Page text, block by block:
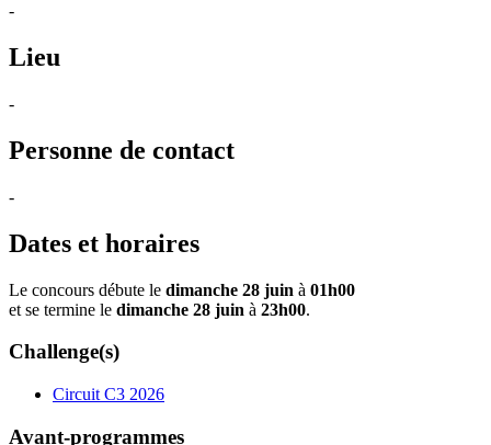
-
Lieu
-
Personne de contact
-
Dates et horaires
Le concours débute le dimanche 28 juin à 01h00
et se termine le dimanche 28 juin à 23h00.
Challenge(s)
Circuit C3 2026
Avant-programmes